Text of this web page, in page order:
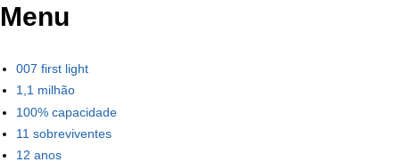
Menu
007 first light
1,1 milhão
100% capacidade
11 sobreviventes
12 anos